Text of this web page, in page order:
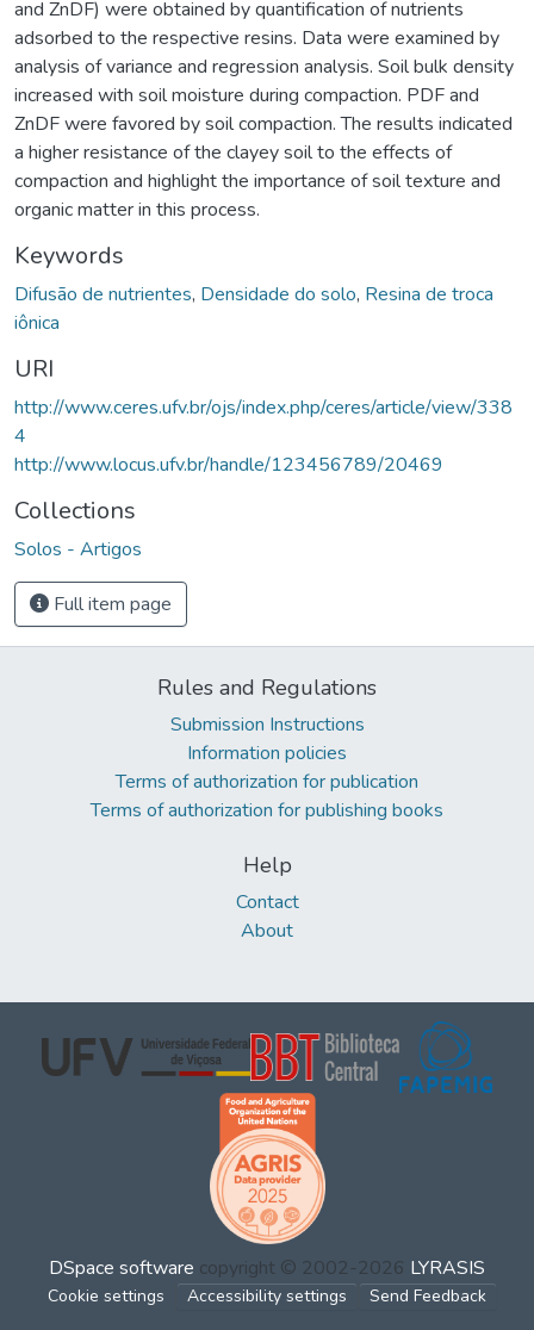
and ZnDF) were obtained by quantification of nutrients
adsorbed to the respective resins. Data were examined by
analysis of variance and regression analysis. Soil bulk density
increased with soil moisture during compaction. PDF and
ZnDF were favored by soil compaction. The results indicated
a higher resistance of the clayey soil to the effects of
compaction and highlight the importance of soil texture and
organic matter in this process.
Keywords
Difusão de nutrientes, Densidade do solo, Resina de troca
iônica
URI
http://www.ceres.ufv.br/ojs/index.php/ceres/article/view/338
4
http://www.locus.ufv.br/handle/123456789/20469
Collections
Solos - Artigos
Full item page
Rules and Regulations
Submission Instructions
Information policies
Terms of authorization for publication
Terms of authorization for publishing books
Help
Contact
About
DSpace software copyright © 2002-2026 LYRASIS
Cookie settings Accessibility settings Send Feedback